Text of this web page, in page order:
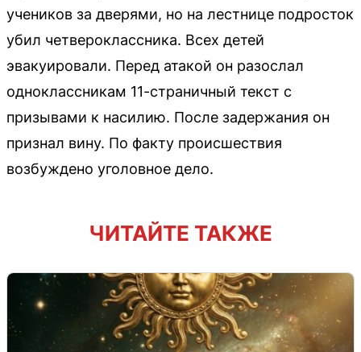
учеников за дверями, но на лестнице подросток
убил четвероклассника. Всех детей
эвакуировали. Перед атакой он разослал
одноклассникам 11-страничный текст с
призывами к насилию. После задержания он
признал вину. По факту происшествия
возбуждено уголовное дело.
ЧИТАЙТЕ ТАКЖЕ